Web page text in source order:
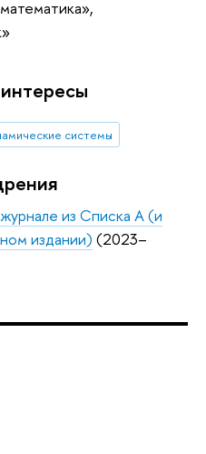
системы
из Списка А (и
издании) (2023–